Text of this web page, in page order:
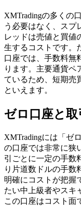
XMTradingの多くの
う必要はなく、スプ
レッドは売値と買値
生するコストです。
口座では、手数料無
ります。主要通貨ペ
ているため、短期売
といえます。
ゼロ口座と取
XMTradingには「ゼ
の口座では非常に狭
引ごとに一定の手数
り片道数ドルの手数
明確にコストが把握
たい中上級者やスキ
この口座はコスト面